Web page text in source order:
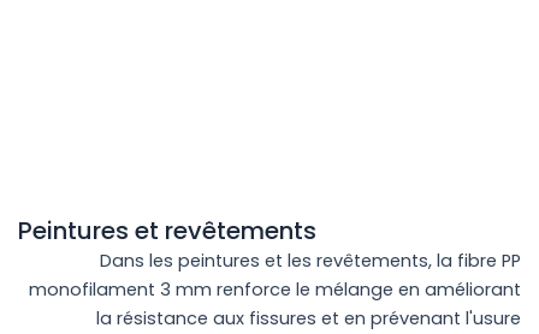
Peintures et revêtements
Dans les peintures et les revêtements, la fibre PP
monofilament 3 mm renforce le mélange en améliorant
la résistance aux fissures et en prévenant l'usure